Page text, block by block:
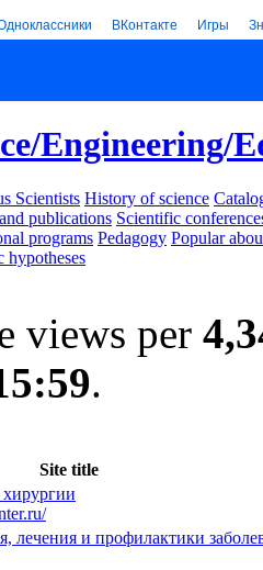
ВКонтакте Игры
Engineering/
Scientists History of science
publications Scientific
programs Pedagogy Popular
hypotheses
views per
.
Site title
лечения и профилактики